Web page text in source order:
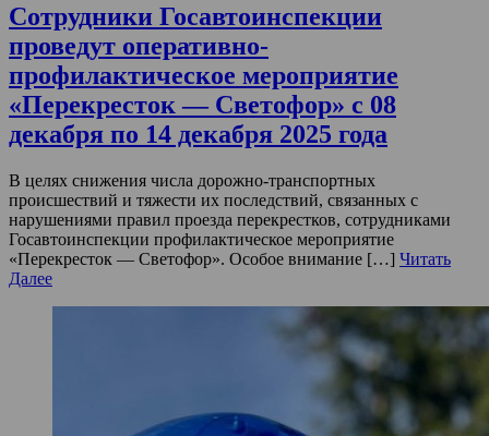
Сотрудники Госавтоинспекции
проведут оперативно-
профилактическое мероприятие
«Перекресток — Светофор» с 08
декабря по 14 декабря 2025 года
В целях снижения числа дорожно-транспортных
происшествий и тяжести их последствий, связанных с
нарушениями правил проезда перекрестков, сотрудниками
Госавтоинспекции профилактическое мероприятие
«Перекресток — Светофор». Особое внимание […] Читать
Далее